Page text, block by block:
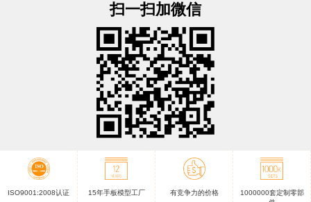
扫一扫加微信
ISO9001:2008认证 15年手板模型工厂 有竞争力的价格
1000000套定制零部